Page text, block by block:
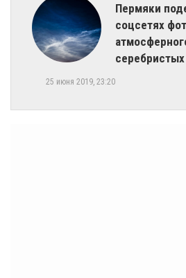
Пермяки
соцсетях
25 июня 2019, 23:20